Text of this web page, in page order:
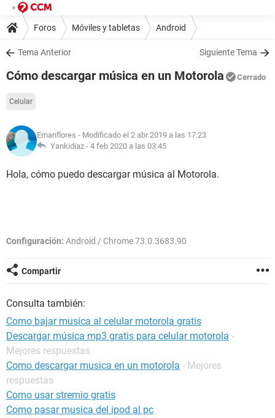
Foros Móviles y tabletas Android
Tema Anterior Siguiente Tema
Cómo descargar música en un Motorola Cerrado
Celular
Ernanflores - Modificado el 2 abr 2019 a las 17:23
Yankidiaz - 4 feb 2020 a las 03:45
Hola, cómo puedo descargar música al Motorola.
Configuración: Android / Chrome 73.0.3683.90
Compartir
Consulta también:
Como bajar musica al celular motorola gratis
Descargar música mp3 gratis para celular motorola -
Mejores respuestas
Como descargar musica en un motorola - Mejores
respuestas
Como usar stremio gratis
Como pasar musica del ipod al pc